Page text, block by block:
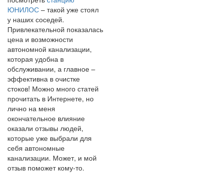
ЮНИЛОС – такой уже стоял
у наших соседей.
Привлекательной показалась
цена и возможности
автономной канализации,
которая удобна в
обслуживании, а главное –
эффективна в очистке
стоков! Можно много статей
прочитать в Интернете, но
лично на меня
окончательное влияние
оказали отзывы людей,
которые уже выбрали для
себя автономные
канализации. Может, и мой
отзыв поможет кому-то.